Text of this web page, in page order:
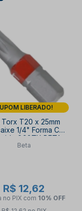
LIBERADO!
Torx T20 x 25mm
1/4" Forma C
860TX BETA
Beta
R$ 12,62
no PIX com 10% OFF